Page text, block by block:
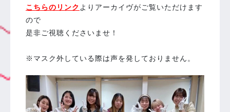
こちらのリンク よりアーカイヴがご覧いただけます
ので
是非ご視聴くださいませ！
※マスク外している際は声を発しておりません。